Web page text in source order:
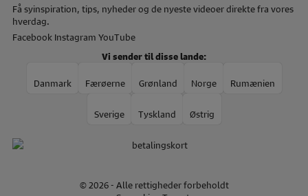
Få syinspiration, tips, nyheder og de nyeste videoer direkte fra vores
hverdag.
Facebook Instagram YouTube
Vi sender til disse lande:
Danmark Færøerne Grønland Norge Rumænien
Sverige Tyskland Østrig
© 2026 - Alle rettigheder forbeholdt